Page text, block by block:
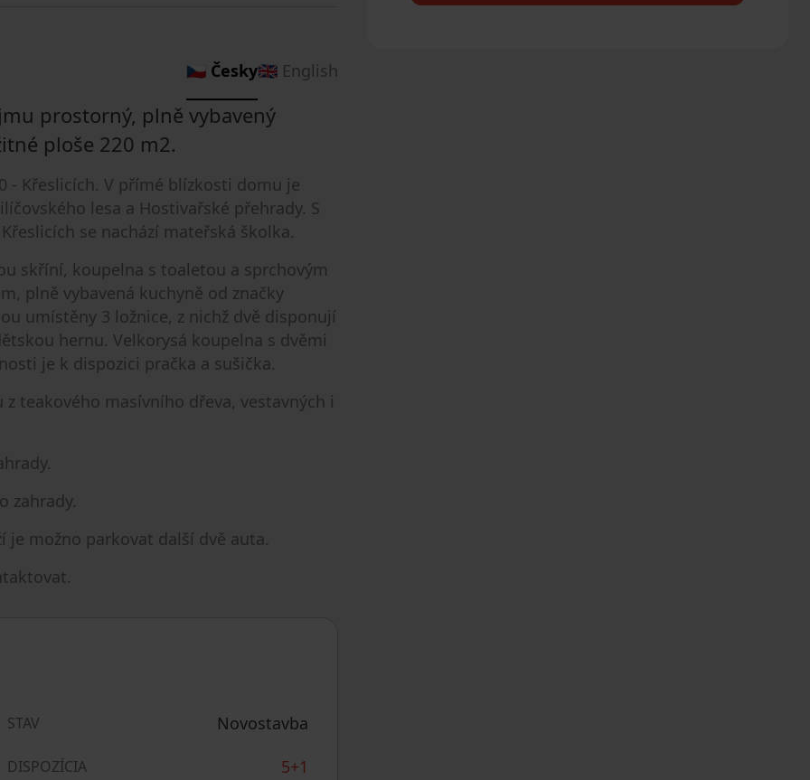
🇨🇿 Česky🇬🇧 English
prostorný, plně vybavený
ploše 220 m2.
- Křeslicích. V přímé blízkosti domu je
lesa a Hostivařské přehrady. S
se nachází mateřská školka.
skříní, koupelna s toaletou a sprchovým
plně vybavená kuchyně od značky
umístěny 3 ložnice, z nichž dvě disponují
hernu. Velkorysá koupelna s dvěmi
je k dispozici pračka a sušička.
teakového masívního dřeva, vestavných i
zahrady.
je možno parkovat další dvě auta.
STAV Novostavba
DISPOZÍCIA 5+1